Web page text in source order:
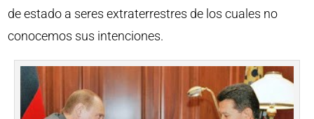
de estado a seres extraterrestres de los cuales no
conocemos sus intenciones.